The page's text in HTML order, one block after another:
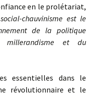
en le prolétariat,
chauvinisme est le
de la politique
millerandisme et du
essentielles dans le
révolutionnaire et le